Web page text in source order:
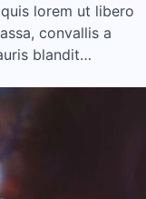
lorem ut libero
convallis a
blandit…